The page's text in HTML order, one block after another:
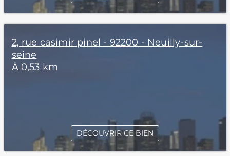
2, rue casimir pinel - 92200 - Neuilly-sur-
seine
À 0,53 km
DÉCOUVRIR CE BIEN